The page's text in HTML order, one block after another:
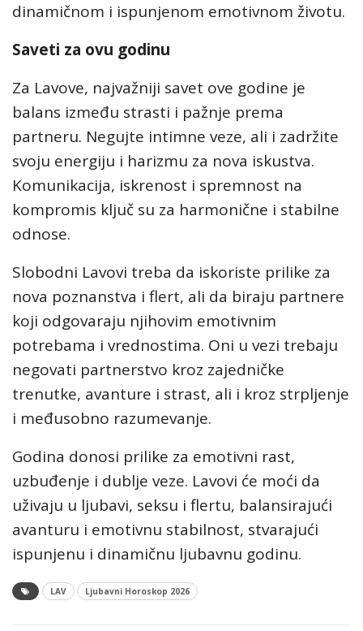
dinamičnom i ispunjenom emotivnom životu.
Saveti za ovu godinu
Za Lavove, najvažniji savet ove godine je
balans između strasti i pažnje prema
partneru. Negujte intimne veze, ali i zadržite
svoju energiju i harizmu za nova iskustva.
Komunikacija, iskrenost i spremnost na
kompromis ključ su za harmonične i stabilne
odnose.
Slobodni Lavovi treba da iskoriste prilike za
nova poznanstva i flert, ali da biraju partnere
koji odgovaraju njihovim emotivnim
potrebama i vrednostima. Oni u vezi trebaju
negovati partnerstvo kroz zajedničke
trenutke, avanture i strast, ali i kroz strpljenje
i međusobno razumevanje.
Godina donosi prilike za emotivni rast,
uzbuđenje i dublje veze. Lavovi će moći da
uživaju u ljubavi, seksu i flertu, balansirajući
avanturu i emotivnu stabilnost, stvarajući
ispunjenu i dinamičnu ljubavnu godinu.
LAV Ljubavni Horoskop 2026